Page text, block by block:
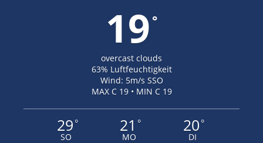
19 °
overcast clouds
63% Luftfeuchtigkeit
Wind: 5m/s SSO
MAX C 19 • MIN C 19
29 °
SO
21 °
MO
20 °
DI